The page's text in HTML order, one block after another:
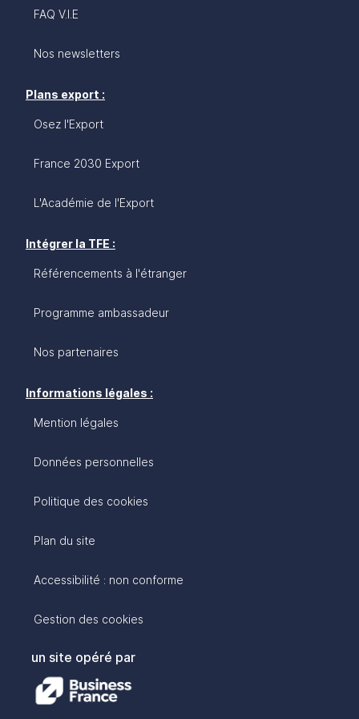
FAQ V.I.E
Nos newsletters
Plans export :
Osez l'Export
France 2030 Export
L'Académie de l'Export
Intégrer la TFE :
Référencements à l'étranger
Programme ambassadeur
Nos partenaires
Informations légales :
Mention légales
Données personnelles
Politique des cookies
Plan du site
Accessibilité : non conforme
Gestion des cookies
un site opéré par